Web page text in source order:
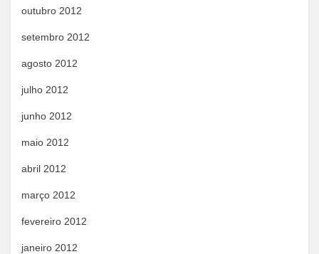
outubro 2012
setembro 2012
agosto 2012
julho 2012
junho 2012
maio 2012
abril 2012
março 2012
fevereiro 2012
janeiro 2012